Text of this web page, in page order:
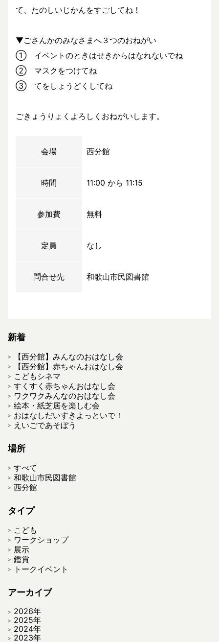
て、たのしいじかんをすごしてね！
▼ごさんかのみなさまへ３つのおねがい
① イベントのときはせきからはなれないでね
② マスクをつけてね
③ てをしょうどくしてね
ごきょうりょくよろしくおねがいします。
会場 西分館
時間 11:00 から 11:15
参加費 無料
定員 なし
問合せ先 和歌山市民図書館
新着
【西分館】みんなのおはなし会
【西分館】赤ちゃんおはなし会
こどもシネマ
すくすく赤ちゃんおはなし会
ワクワクみんなのおはなし会
絵本・紙芝居を楽しむ会
おはなしだいすきよっといで！
えいごであそぼう
場所
すべて
和歌山市民図書館
西分館
タイプ
こども
ワークショップ
展示
鑑賞
トークイベント
アーカイブ
2026年
2025年
2024年
2023年